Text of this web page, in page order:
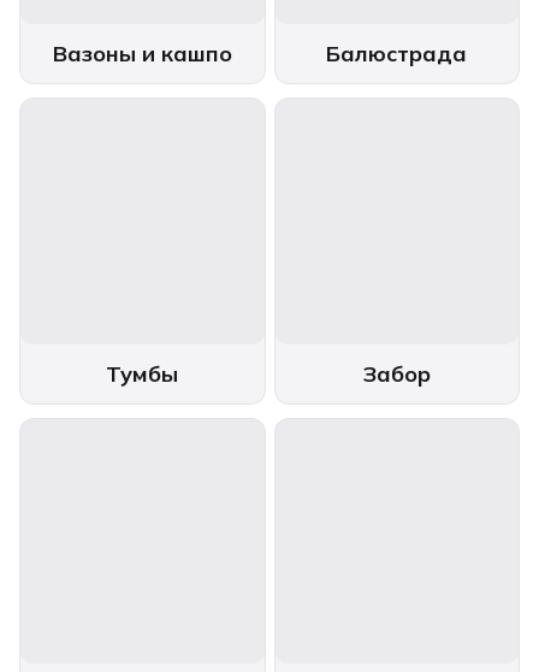
Вазоны и кашпо Балюстрада
Тумбы Забор